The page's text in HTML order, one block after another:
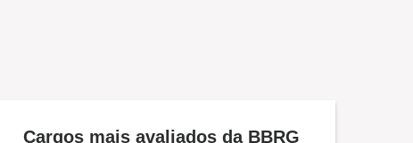
Cargos mais avaliados da BBRG